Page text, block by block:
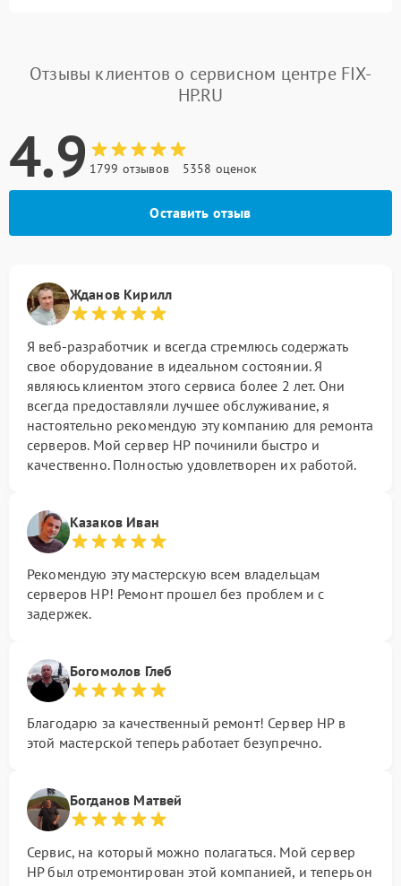
Отзывы клиентов о сервисном центре FIX-
HP.RU
4.9 1799 отзывов 5358 оценок
Оставить отзыв
Жданов Кирилл
Я веб-разработчик и всегда стремлюсь содержать
свое оборудование в идеальном состоянии. Я
являюсь клиентом этого сервиса более 2 лет. Они
всегда предоставляли лучшее обслуживание, я
настоятельно рекомендую эту компанию для ремонта
серверов. Мой сервер HP починили быстро и
качественно. Полностью удовлетворен их работой.
Казаков Иван
Рекомендую эту мастерскую всем владельцам
серверов HP! Ремонт прошел без проблем и с
задержек.
Богомолов Глеб
Благодарю за качественный ремонт! Сервер HP в
этой мастерской теперь работает безупречно.
Богданов Матвей
Сервис, на который можно полагаться. Мой сервер
HP был отремонтирован этой компанией, и теперь он